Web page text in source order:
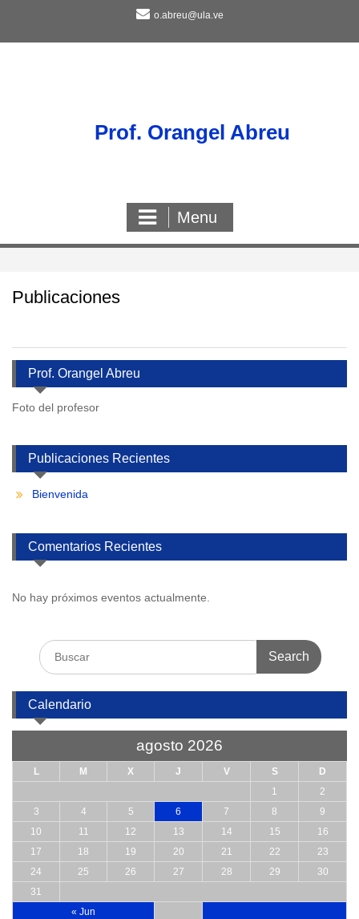
content
o.abreu@ula.ve
Prof. Orangel Abreu
Menu
Publicaciones
Prof. Orangel Abreu
Foto del profesor
Publicaciones Recientes
Bienvenida
Comentarios Recientes
No hay próximos eventos actualmente.
Search
for:
Calendario
agosto 2026
L M X J V S D
« Jun
1
2
3
4 5 6 7 8
9
10
11 12 13 14 15
16
17
18 19 20 21 22
23
24
25 26 27 28 29
30
31